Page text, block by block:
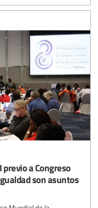
previo a Congreso
son asuntos